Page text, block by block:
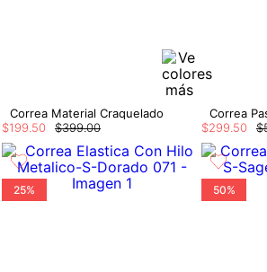
Correa Material Craquelado
$399.00
$199 50
Correa
$
$299 50
25% 50%